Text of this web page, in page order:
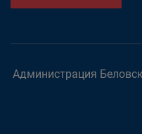
Администрация